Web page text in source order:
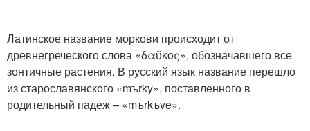
Латинское название моркови происходит от
древнегреческого слова «δαῦκος», обозначавшего все
зонтичные растения. В русский язык название перешло
из старославянского «mъrky», поставленного в
родительный падеж – «mъrkъve».